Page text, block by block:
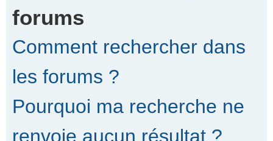
forums
Comment rechercher dans
les forums ?
Pourquoi ma recherche ne
renvoie aucun résultat ?